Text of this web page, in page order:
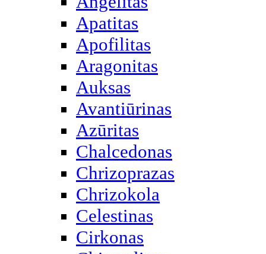
Apatitas
Apofilitas
Aragonitas
Auksas
Avantiūrinas
Azūritas
Chalcedonas
Chrizoprazas
Chrizokola
Celestinas
Cirkonas